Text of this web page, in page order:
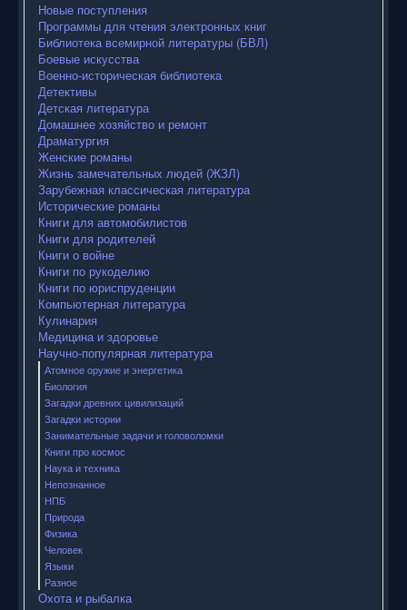
Новые поступления
Программы для чтения электронных книг
Библиотека всемирной литературы (БВЛ)
Боевые искусства
Военно-историческая библиотека
Детективы
Детская литература
Домашнее хозяйство и ремонт
Драматургия
Женские романы
Жизнь замечательных людей (ЖЗЛ)
Зарубежная классическая литература
Исторические романы
Книги для автомобилистов
Книги для родителей
Книги о войне
Книги по рукоделию
Книги по юриспруденции
Компьютерная литература
Кулинария
Медицина и здоровье
Научно-популярная литература
Атомное оружие и энергетика
Биология
Загадки древних цивилизаций
Загадки истории
Занимательные задачи и головоломки
Книги про космос
Наука и техника
Непознанное
НПБ
Природа
Физика
Человек
Языки
Разное
Охота и рыбалка